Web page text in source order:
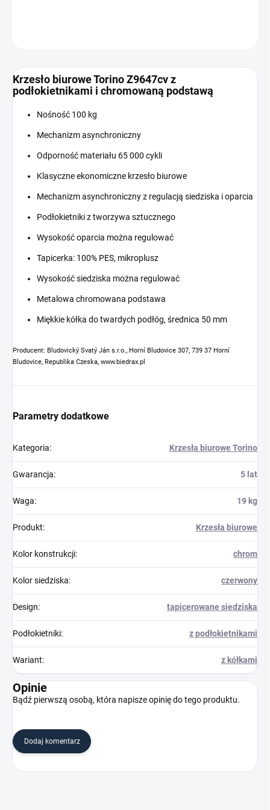
Krzesło biurowe Torino Z9647cv z
podłokietnikami i chromowaną podstawą
Nośność 100 kg
Mechanizm asynchroniczny
Odporność materiału 65 000 cykli
Klasyczne ekonomiczne krzesło biurowe
Mechanizm asynchroniczny z regulacją siedziska i oparcia
Podłokietniki z tworzywa sztucznego
Wysokość oparcia można regulować
Tapicerka: 100% PES, mikroplusz
Wysokość siedziska można regulować
Metalowa chromowana podstawa
Miękkie kółka do twardych podłóg, średnica 50 mm
Producent: Bludovický Svatý Ján s.r.o., Horní Bludovice 307, 739 37 Horní
Bludovice, Republika Czeska, www.biedrax.pl
Parametry dodatkowe
Kategoria: Krzesła biurowe Torino
Gwarancja: 5 lat
Waga: 19 kg
Produkt: Krzesła biurowe
Kolor konstrukcji: chrom
Kolor siedziska: czerwony
Design: tapicerowane siedziska
Podłokietniki: z podłokietnikami
Wariant: z kółkami
Opinie
Bądź pierwszą osobą, która napisze opinię do tego produktu.
Dodaj komentarz